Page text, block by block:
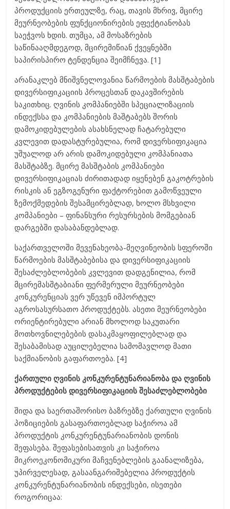
პროდუქციის ერთეულზე, რაც, თავის მხრივ, მცირე
მეურნეობების ფუნქციონირების ეფექტიანობას
საეჭვოს ხდის. თუმცა, ამ მოსაზრების
საწინააღმდეგოდ, მცირემიწიან ქვეყნებში
საპირისპირო ტენდენცია შეიმჩნევა. [1]
არანაკლებ მნიშვნელოვანია წარმოების მასშტაბების
დივერსიფიკაციის პროცესთან დაკავშირების
საკითხიც. ღვინის კომპანიებში სპეციალიზაციის
ინდექსსა და კომპანიების მაშტაბებს შორის
დამოკიდებულების ასახსნელად ჩატარებული
კვლევით დადასტურებულია, რომ დივერსიფიკაცია
უშუალოდ არ არის დამოკიდებული კომპანიათა
მასშტაბზე. მცირე მასშტაბის კომპანიები
დივერსიფიკაციას ძირითადად იყენებენ გაკოტრების
რისკის ან ეგზოგენური ფაქტორებით გამოწვეული
ზემოქმედების შესამცირებლად, ხოლო მსხვილი
კომპანიები – ფინანსური რესურსების მომგებიან
დარგებში დასაბანდებლად.
საქართველოში მევენახეობა-მეღვინეობის სფეროში
წარმოების მასშტაბებისა და დივერსიფიკაციის
შესაძლებლობების კვლევით დადგენილია, რომ
მცირემასშტაბიანი ფერმერული მეურნეობები
კონკურენციას ვერ უწევენ იმპორტულ
აგროსასურსათო პროდუქტებს. ასეთი მეურნეობები
ორიენტირებული არიან მხოლოდ საკუთარი
მოთხოვნილებების დასაკმაყოფილებლად და
შესაბამისად აუცილებელია სამომავლოდ მათი
საქმიანობის გაფართოება. [4]
ქართული ღვინის კონკურენტუნარიანობა და ღვინის
პროდუქტების დივერსიფიკაციის შესაძლებლობები
შიდა და საერთაშორისო ბაზრებზე ქართული ღვინის
პოზიციების გასაფართოებლად საჭიროა ამ
პროდუქტის კონკურენტუნარიანობის დონის
შეფასება. შეფასებისათვის კი საჭიროა
მიკროეკონომიკური მაჩვენებლების გაანალიზება,
უპირველესად, გასაანგარიშებელია პროდუქტის
კონკურენტუნარიანობის ინდექსები, ისეთები
როგორიცაა: